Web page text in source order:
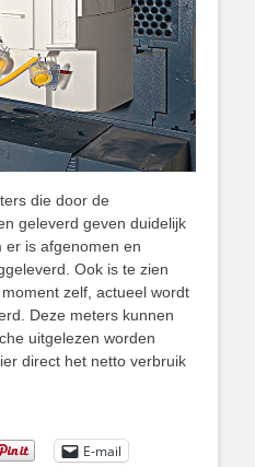
die door de
geleverd geven duidelijk
er is afgenomen en
Ook is te zien
zelf, actueel wordt
Deze meters kunnen
uitgelezen worden
direct het netto verbruik
E-mail